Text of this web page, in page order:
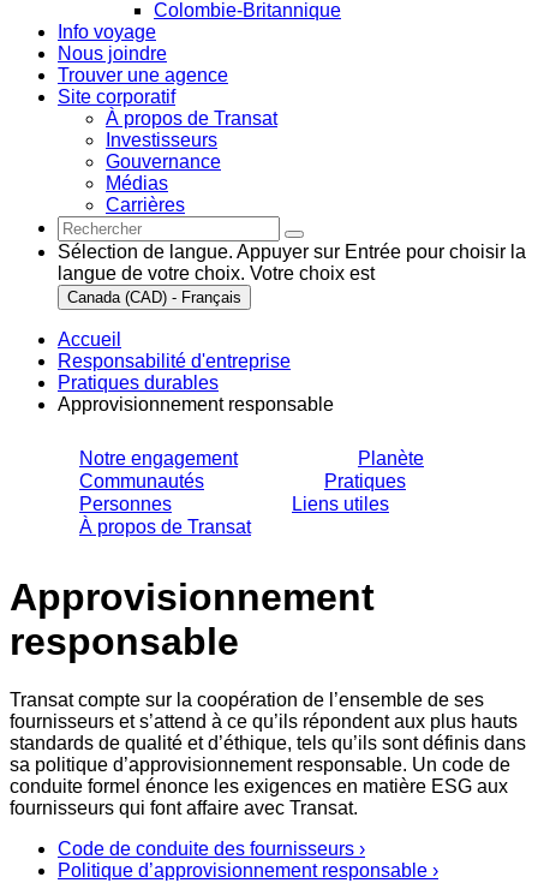
Colombie-Britannique
Info voyage
Nous joindre
Trouver une agence
Site corporatif
À propos de Transat
Investisseurs
Gouvernance
Médias
Carrières
Sélection de langue. Appuyer sur Entrée pour choisir la
langue de votre choix. Votre choix est
Canada (CAD) - Français
Accueil
Responsabilité d'entreprise
Pratiques durables
Approvisionnement responsable
Notre engagement
Planète
Communautés
Pratiques
Personnes
Liens utiles
À propos de Transat
Approvisionnement
responsable
Transat compte sur la coopération de l’ensemble de ses
fournisseurs et s’attend à ce qu’ils répondent aux plus hauts
standards de qualité et d’éthique, tels qu’ils sont définis dans
sa politique d’approvisionnement responsable. Un code de
conduite formel énonce les exigences en matière ESG aux
fournisseurs qui font affaire avec Transat.
Code de conduite des fournisseurs ›
Politique d’approvisionnement responsable ›